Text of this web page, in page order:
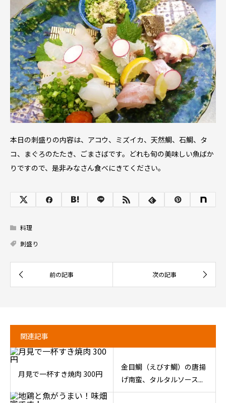
本日の刺盛りの内容は、アコウ、ミズイカ、天然鯛、石鯛、タ
コ、まぐろのたたき、ごまさばです。どれも旬の美味しい魚ばか
りですので、是非みなさん食べにきてください。
料理
刺盛り
関連記事
月見で一杯すき焼肉 300円
金目鯛（えびす鯛）の唐揚
げ南蛮、タルタルソース...